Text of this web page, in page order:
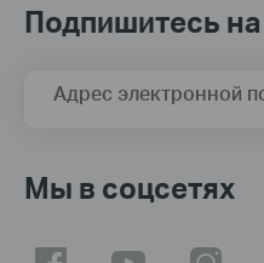
Подпишитесь
Адрес электронной
Мы в соцсетях